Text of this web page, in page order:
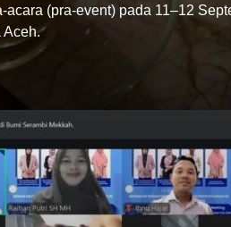
(pra-event) pada 11–12
Aceh.